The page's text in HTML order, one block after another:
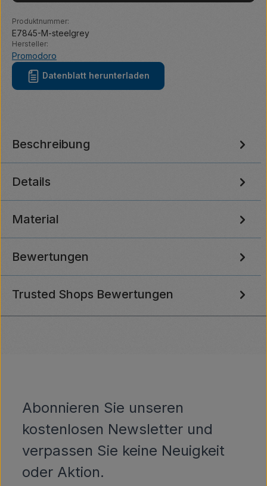
Produktnummer:
E7845-M-steelgrey
Hersteller:
Promodoro
Datenblatt herunterladen
Beschreibung
Details
Material
Bewertungen
Trusted Shops Bewertungen
Abonnieren Sie unseren
kostenlosen Newsletter und
verpassen Sie keine Neuigkeit
oder Aktion.